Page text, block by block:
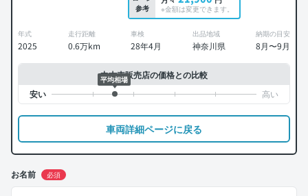
参考
※金額は変更できます。
年式
2025
走行距離
0.6万km
車検
28年4月
出品地域
神奈川県
納期の目安
8月〜9月
中古車販売店の価格との比較
平均相場
車両詳細ページに戻る
お名前 必須